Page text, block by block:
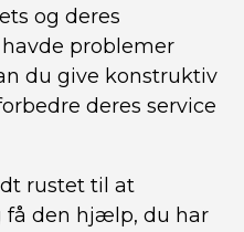
og deres
problemer
du give konstruktiv
deres service
rustet til at
få den hjælp, du har